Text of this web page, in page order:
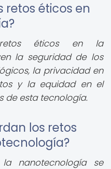
retos éticos en
éticos en la
la seguridad de los
la privacidad en
y la equidad en el
de esta tecnología.
los retos
nanotecnología se